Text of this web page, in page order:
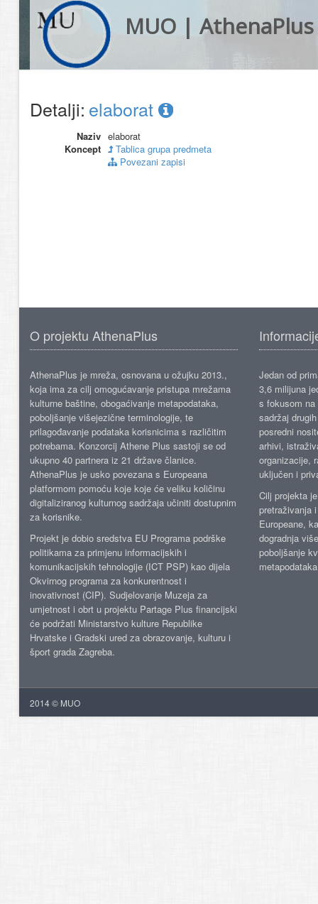
MUO | AthenaPlus
Detalji: elaborat
Naziv elaborat
Koncept
Tablica grupa predmeta
Povezani zapisi
O projektu AthenaPlus
AthenaPlus je mreža, osnovana u ožujku 2013.,
koja ima za cilj omogućavanje pristupa mrežama
kulturne baštine, obogaćivanje metapodataka,
poboljšanje višejezične terminologije, te
prilagođavanje podataka korisnicima s različitim
potrebama. Konzorcij Athene Plus sastoji se od
ukupno 40 partnera iz 21 države članice.
AthenaPlus je usko povezana s Europeana
platformom pomoću koje koje će veliku količinu
digitaliziranog kulturnog sadržaja učiniti dostupnim
za korisnike.
Projekt je dobio sredstva EU Programa podrške
politikama za primjenu informacijskih i
komunikacijskih tehnologije (ICT PSP) kao dijela
Okvirnog programa za konkurentnost i
inovativnost (CIP). Sudjelovanje Muzeja za
umjetnost i obrt u projektu Partage Plus financijski
će podržati Ministarstvo kulture Republike
Hrvatske i Gradski ured za obrazovanje, kulturu i
šport grada Zagreba.
Jedan od
3,6 milijuna
s fokusom
sadržaj
posredni
arhivi,
organizacije,
uključen i
Cilj projekta
pretraživanja
Europeane,
dogradnja
poboljšanje
2014 © MUO